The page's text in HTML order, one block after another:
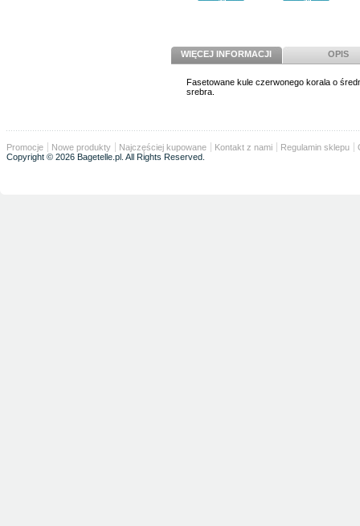
WIĘCEJ INFORMACJI OPIS
Fasetowane kule czerwonego korala o
srebra.
Promocje Nowe produkty Najczęściej kupowane Kontakt z nami Regulamin sklepu
Copyright © 2026 Bagetelle.pl. All Rights Reserved.